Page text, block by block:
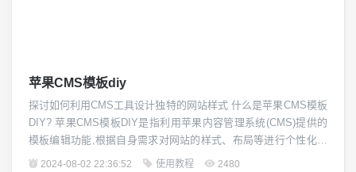
苹果CMS模板diy
探讨如何利用CMS工具设计独特的网站样式 什么是苹果CMS模板
DIY? 苹果CMS模板DIY是指利用苹果内容管理系统(CMS)提供的
模板编辑功能,根据自身需求对网站的样式、布局等进行个性化定
制的过程。通过对现成模板的二次开发,用户可以打造出与众不同
2024-08-02 22:36:52 使用教程 2480